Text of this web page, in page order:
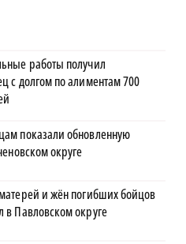
работы получил
с долгом по алиментам 700
показали обновленную
округе
и жён погибших бойцов
Павловском округе